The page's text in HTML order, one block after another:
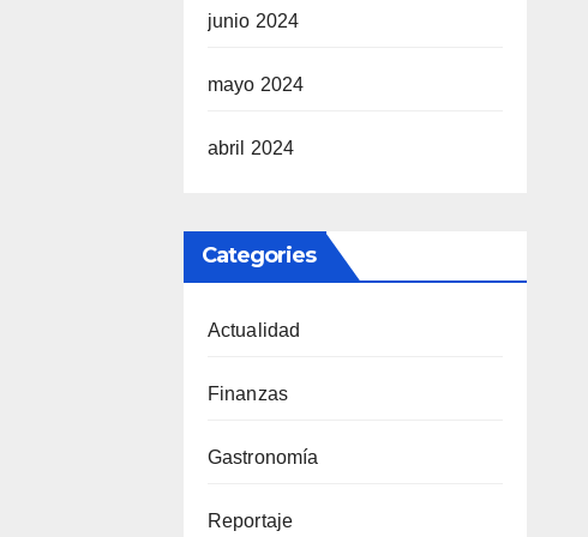
junio 2024
mayo 2024
abril 2024
Categories
Actualidad
Finanzas
Gastronomía
Reportaje